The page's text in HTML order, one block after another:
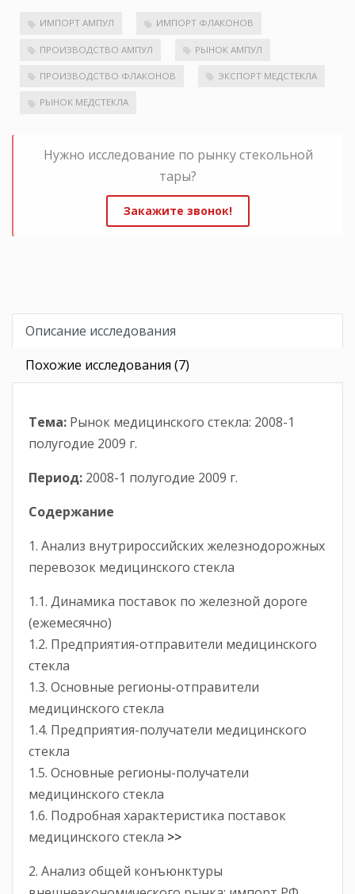
ИМПОРТ АМПУЛ ИМПОРТ ФЛАКОНОВ
ПРОИЗВОДСТВО АМПУЛ РЫНОК АМПУЛ
ПРОИЗВОДСТВО ФЛАКОНОВ ЭКСПОРТ МЕДСТЕКЛА
РЫНОК МЕДСТЕКЛА
Нужно исследование по рынку стекольной
тары?
Закажите звонок!
Описание исследования
Похожие исследования (7)
Тема: Рынок медицинского стекла: 2008-1
полугодие 2009 г.
Период: 2008-1 полугодие 2009 г.
Содержание
1. Анализ внутрироссийских железнодорожных
перевозок медицинского стекла
1.1. Динамика поставок по железной дороге
(ежемесячно)
1.2. Предприятия-отправители медицинского
стекла
1.3. Основные регионы-отправители
медицинского стекла
1.4. Предприятия-получатели медицинского
стекла
1.5. Основные регионы-получатели
медицинского стекла
1.6. Подробная характеристика поставок
медицинского стекла >>
2. Анализ общей конъюнктуры